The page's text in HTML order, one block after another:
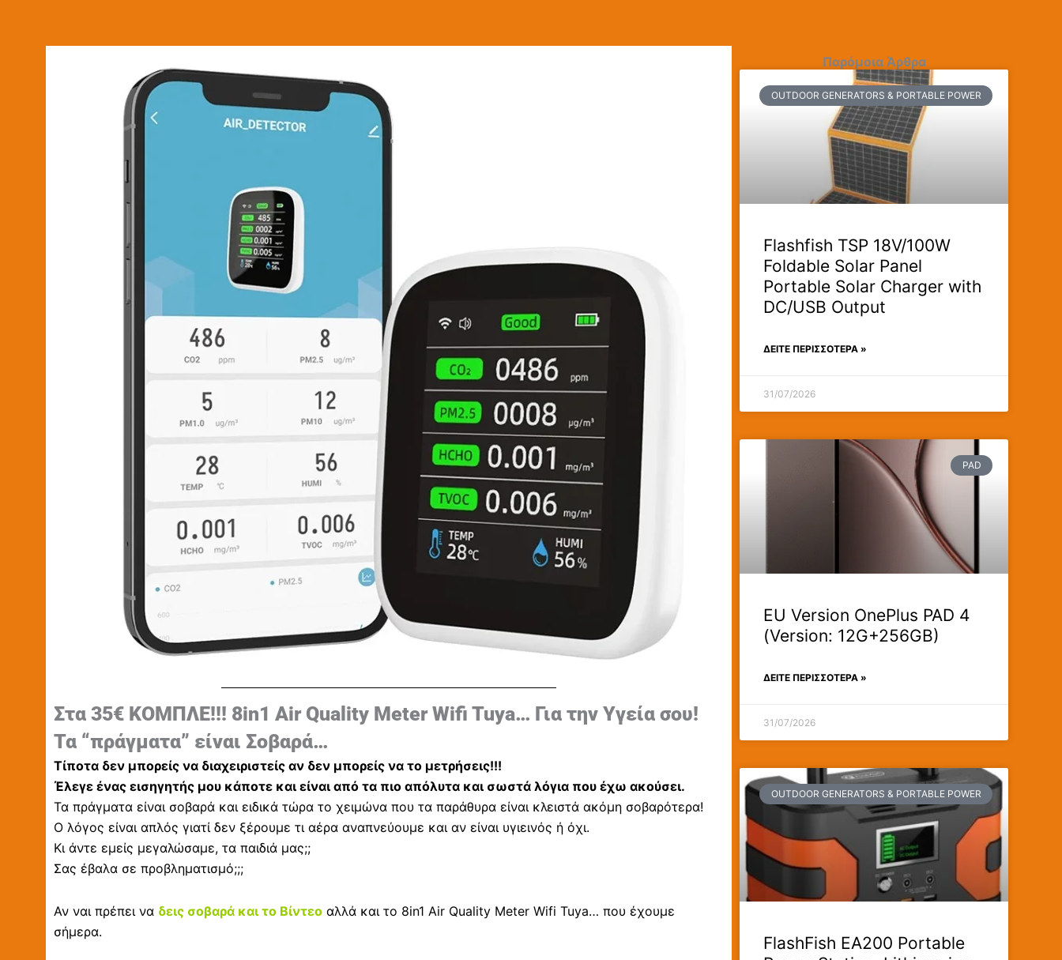
Στα 35€ ΚΟΜΠΛΕ!!! 8in1 Air Quality Meter Wifi Tuya… Για την Υγεία σου!
Τα “πράγματα” είναι Σοβαρά…
Τίποτα δεν μπορείς να διαχειριστείς αν δεν μπορείς να το μετρήσεις!!!
Έλεγε ένας εισηγητής μου κάποτε και είναι από τα πιο απόλυτα και σωστά λόγια που έχω ακούσει.
Τα πράγματα είναι σοβαρά και ειδικά τώρα το χειμώνα που τα παράθυρα είναι κλειστά ακόμη σοβαρότερα!
Ο λόγος είναι απλός γιατί δεν ξέρουμε τι αέρα αναπνεύουμε και αν είναι υγιεινός ή όχι.
Κι άντε εμείς μεγαλώσαμε, τα παιδιά μας;;
Σας έβαλα σε προβληματισμό;;;
Αν ναι πρέπει να δεις σοβαρά και το Βίντεο αλλά και το 8in1 Air Quality Meter Wifi Tuya… που έχουμε
σήμερα.
Παρόμοια Άρθρα
OUTDOOR GENERATORS & PORTABLE POWER
Flashfish TSP 18V/100W
Foldable Solar Panel
Portable Solar Charger with
DC/USB Output
ΔΕΊΤΕ ΠΕΡΙΣΣΟΤΕΡΑ »
31/07/2026
PAD
EU Version OnePlus PAD 4
(Version: 12G+256GB)
ΔΕΊΤΕ ΠΕΡΙΣΣΟΤΕΡΑ »
31/07/2026
OUTDOOR GENERATORS & PORTABLE POWER
FlashFish EA200 Portable